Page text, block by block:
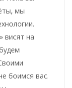
мы
висят на
боимся вас.